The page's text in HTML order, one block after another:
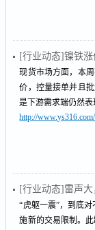
[行业动态]镍铁
现货市场方面，本
价，控量接单并且
是下游需求端仍然表
http://
[行业动态]雷声大
“虎躯一震”，到底
施新的交易限制。